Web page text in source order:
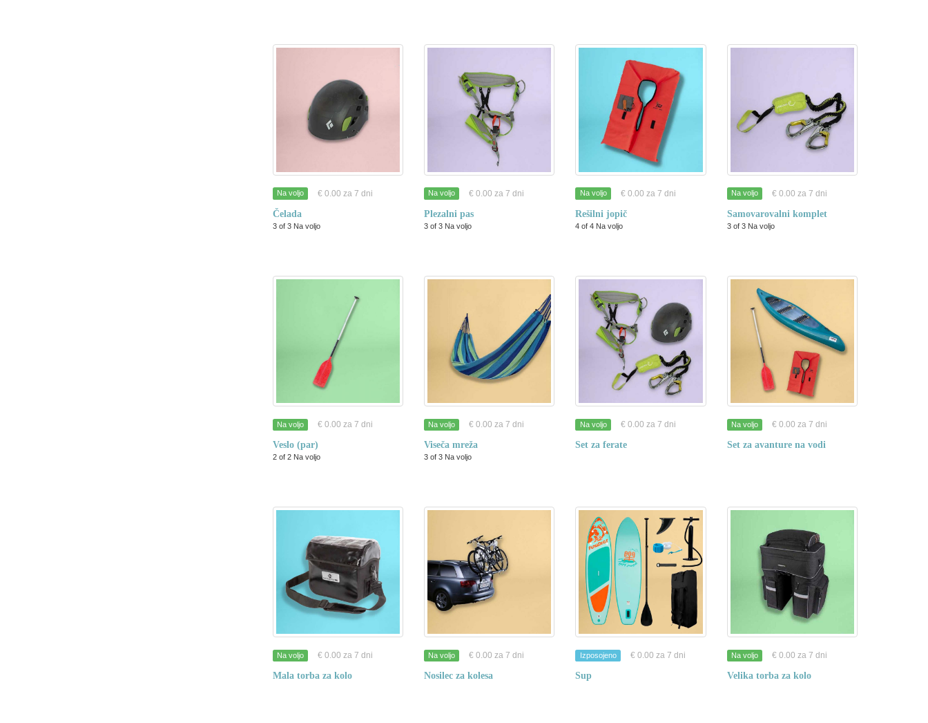
Na voljo € 0.00 za 7 dni
Čelada
3 of 3 Na voljo
Na voljo € 0.00 za 7 dni
Plezalni pas
3 of 3 Na voljo
Na voljo € 0.00 za 7 dni
Rešilni jopič
4 of 4 Na voljo
Na voljo € 0.00 za 7 dni
Samovarovalni komplet
3 of 3 Na voljo
Na voljo € 0.00 za 7 dni
Veslo (par)
2 of 2 Na voljo
Na voljo € 0.00 za 7 dni
Viseča mreža
3 of 3 Na voljo
Na voljo € 0.00 za 7 dni
Set za ferate
Na voljo € 0.00 za 7 dni
Set za avanture na vodi
Na voljo € 0.00 za 7 dni
Mala torba za kolo
Na voljo € 0.00 za 7 dni
Nosilec za kolesa
Izposojeno € 0.00 za 7 dni
Sup
Na voljo € 0.00 za 7 dni
Velika torba za kolo